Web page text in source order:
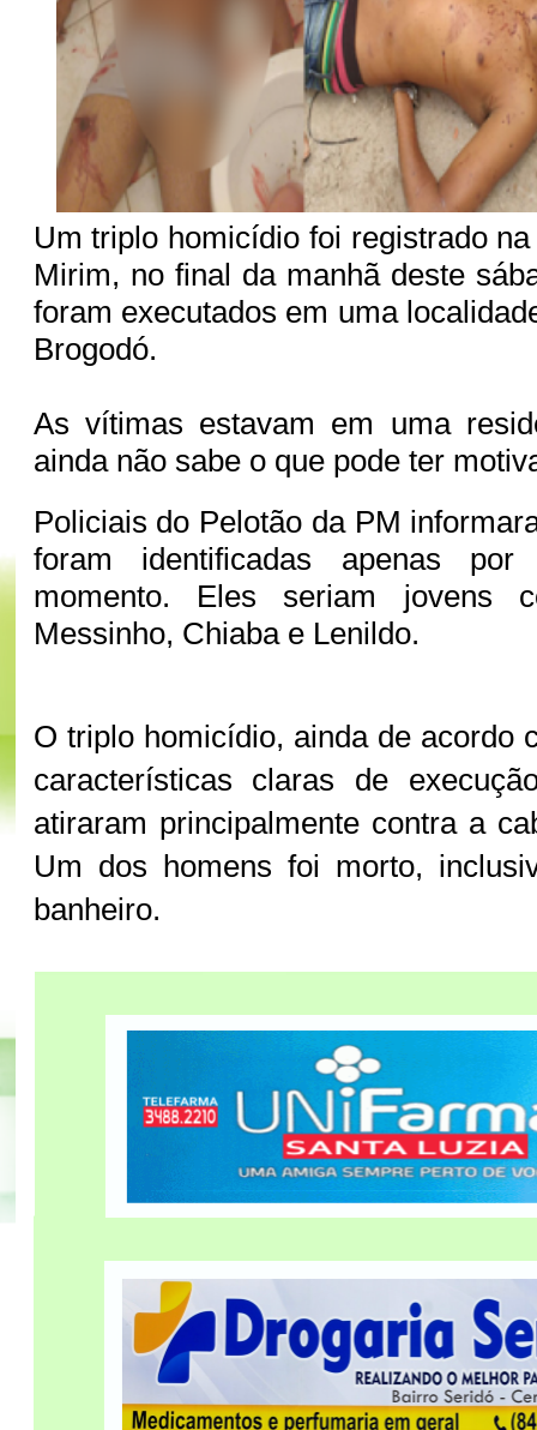
Um triplo homicídio foi registrado
Mirim, no final da manhã deste
foram executados em uma
Brogodó.
As vítimas estavam em uma
ainda não sabe o que pode ter
Policiais do Pelotão da PM
foram identificadas apenas
momento. Eles seriam jovens
Messinho, Chiaba e Lenildo.
O triplo homicídio, ainda de acordo
características claras de
atiraram principalmente contra a
Um dos homens foi morto,
banheiro.